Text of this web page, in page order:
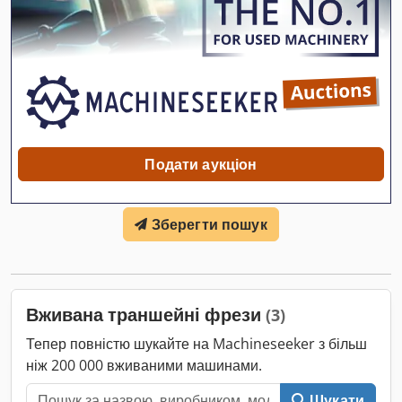
нової машини. Технічних недоліків немає. Dwodpfszkvd Djx
Ad Iea
Подати аукціон
Зберегти пошук
Вживана траншейні фрези (3)
Тепер повністю шукайте на Machineseeker з більш
ніж 200 000 вживаними машинами.